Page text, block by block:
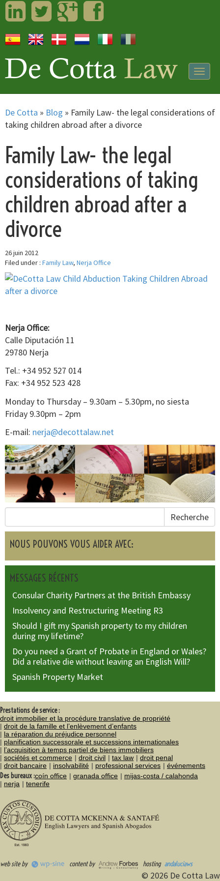
LinkedInTwitterGoogleplusFacebook
De Cotta » Blog » Family Law- the legal considerations of
taking children abroad after a divorce
Family Law- the legal
considerations of taking
children abroad after a
divorce
26 juin 2012
Filed under : Family Law, Nerja Office
Nerja Office:
Calle Diputación 11
29780 Nerja
Tel.: +34 952 527 014
Fax: +34 952 523 428
Monday to Thursday – 9.30am – 5.30pm, no siesta
Friday 9.30pm – 2pm
E-mail: nerja@decottalaw.net
Recherche
NOUS POUVONS VOUS AIDER AVEC:
MESSAGES RÉCENTS
Consular Charity Partners at the British Embassy
Insolvency and Restructuring Meeting R3
Should I gift my Spanish property to my children
during my lifetime?
Do you need a Grant of Probate in England or Wales?
Did a relative die without leaving an English Will?
Spanish Property Market
Prestations de service :
droit immobilier et la procédure translative de propriété
droit de la famille et l’enlèvement d’enfants
la réparation du préjudice personnel
planification successorale et successions internationales
l’acquisition à temps partiel de biens immobiliers
sociétés et commerce
droit civil tax law
droit penal
droit bancaire
insolvabilité professional services événements
Des bureaux :coín office granada office
mijas-costa / calahonda
nerja
tenerife
web site by content by hosting andaluciaws
© 2026 De Cotta Law